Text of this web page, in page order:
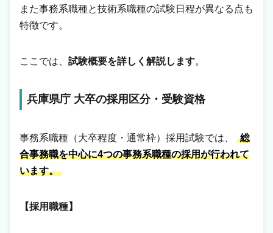
また事務系職種と技術系職種の試験日程が異なる点も
特徴です。
ここでは、 試験概要を詳しく解説します。
兵庫県庁 大卒の採用区分・受験資格
事務系職種（大卒程度・通常枠）採用試験では、
総
合事務職を中心に4つの事務系職種の採用が行われて
います。
【採用職種】